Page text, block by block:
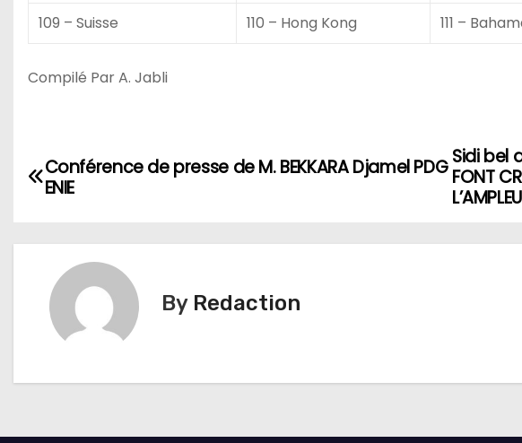
109 – Suisse
110 – Hong Kong 111 –
Compilé Par A. Jabli
N
v
t
i
Sidi bel
FONT
Conférence de presse de M. BEKKARA Djamel PDG
ENIE
By Redaction